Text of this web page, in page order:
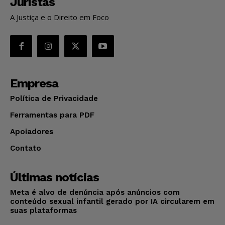
A Justiça e o Direito em Foco
Empresa
Política de Privacidade
Ferramentas para PDF
Apoiadores
Contato
Últimas notícias
Meta é alvo de denúncia após anúncios com
conteúdo sexual infantil gerado por IA circularem em
suas plataformas